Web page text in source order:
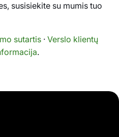
susisiekite su mumis tuo
sutartis · Verslo klientų
.